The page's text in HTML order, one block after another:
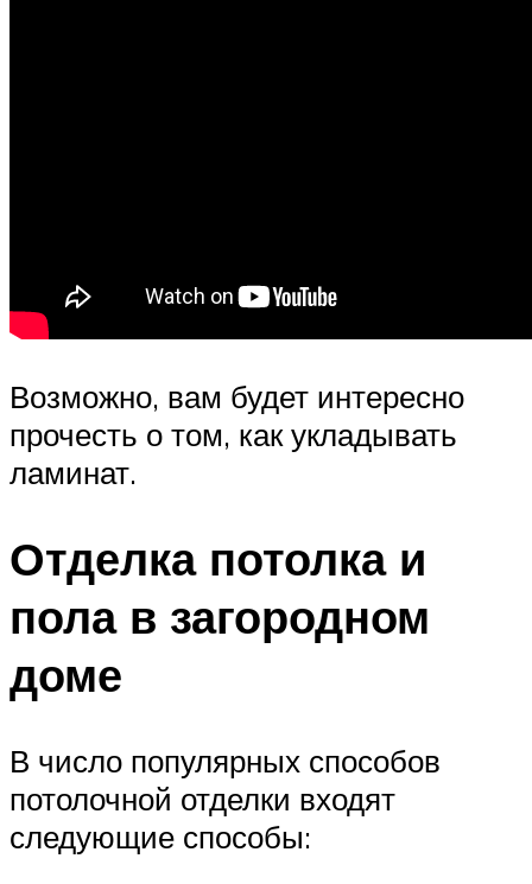
Возможно, вам будет интересно
прочесть о том, как укладывать
ламинат.
Отделка потолка и
пола в загородном
доме
В число популярных способов
потолочной отделки входят
следующие способы: